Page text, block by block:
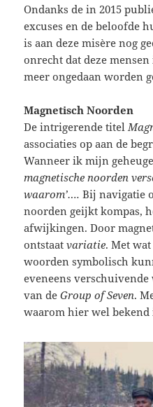
Ondanks de in 2015
excuses en de beloofde
is aan deze misère nog
onrecht dat deze
meer ongedaan worden
Magnetisch Noorden
De intrigerende titel
associaties op aan de
Wanneer ik mijn
magnetische noorden
waarom’…. Bij navigatie
noorden geijkt kompas,
afwijkingen. Door
ontstaatvariatie. Met
woorden symbolisch
eveneens
van deGroup of Seven.
waarom hier wel bekend